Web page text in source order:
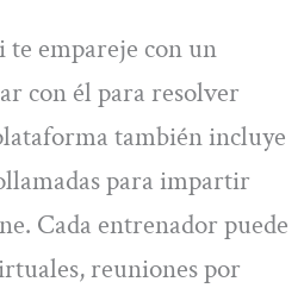
te empareje con un
con él para resolver
también incluye
para impartir
Cada entrenador puede
reuniones por